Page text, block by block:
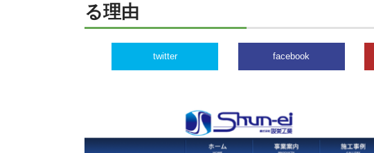
る理由
twitter facebook